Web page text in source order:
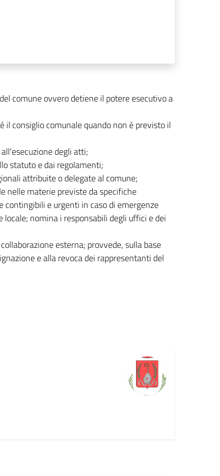
comune ovvero detiene il potere esecutivo a
il consiglio comunale quando non è previsto il
degli atti;
statuto e dai regolamenti;
attribuite o delegate al comune;
nelle materie previste da specifiche
contingibili e urgenti in caso di emergenze
nomina i responsabili degli uffici e dei
esterna; provvede, sulla base
e alla revoca dei rappresentanti del